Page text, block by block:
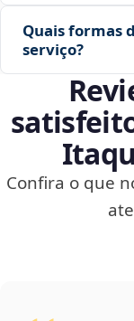
Quais formas
serviço?
Confira o que